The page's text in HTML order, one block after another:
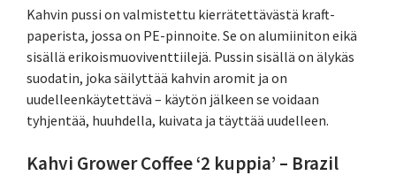
Kahvin pussi on valmistettu kierrätettävästä kraft-
paperista, jossa on PE-pinnoite. Se on alumiiniton eikä
sisällä erikoismuoviventtiilejä. Pussin sisällä on älykäs
suodatin, joka säilyttää kahvin aromit ja on
uudelleenkäytettävä – käytön jälkeen se voidaan
tyhjentää, huuhdella, kuivata ja täyttää uudelleen.
Kahvi Grower Coffee ‘2 kuppia’ – Brazil